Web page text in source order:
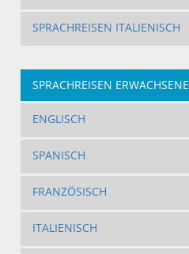
SPRACHREISEN ITALIENISCH
SPRACHREISEN ERWACHSENE
ENGLISCH
SPANISCH
FRANZÖSISCH
ITALIENISCH